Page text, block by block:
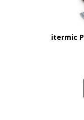
itermic